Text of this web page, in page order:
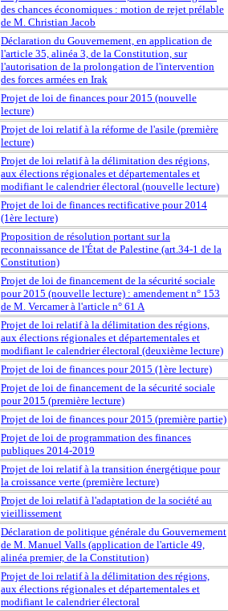
des chances économiques : motion de rejet prélable
de M. Christian Jacob
Déclaration du Gouvernement, en application de
l'article 35, alinéa 3, de la Constitution, sur
l'autorisation de la prolongation de l'intervention
des forces armées en Irak
Projet de loi de finances pour 2015 (nouvelle
lecture)
Projet de loi relatif à la réforme de l'asile (première
lecture)
Projet de loi relatif à la délimitation des régions,
aux élections régionales et départementales et
modifiant le calendrier électoral (nouvelle lecture)
Projet de loi de finances rectificative pour 2014
(1ère lecture)
Proposition de résolution portant sur la
reconnaissance de l'État de Palestine (art.34-1 de la
Constitution)
Projet de loi de financement de la sécurité sociale
pour 2015 (nouvelle lecture) : amendement n° 153
de M. Vercamer à l'article n° 61 A
Projet de loi relatif à la délimitation des régions,
aux élections régionales et départementales et
modifiant le calendrier électoral (deuxième lecture)
Projet de loi de finances pour 2015 (1ère lecture)
Projet de loi de financement de la sécurité sociale
pour 2015 (première lecture)
Projet de loi de finances pour 2015 (première partie)
Projet de loi de programmation des finances
publiques 2014-2019
Projet de loi relatif à la transition énergétique pour
la croissance verte (première lecture)
Projet de loi relatif à l'adaptation de la société au
vieillissement
Déclaration de politique générale du Gouvernement
de M. Manuel Valls (application de l'article 49,
alinéa premier, de la Constitution)
Projet de loi relatif à la délimitation des régions,
aux élections régionales et départementales et
modifiant le calendrier électoral